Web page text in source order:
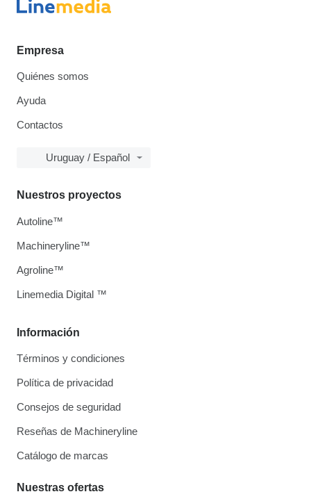
Empresa
Quiénes somos
Ayuda
Contactos
Uruguay / Español
Información
Términos y condiciones
Política de privacidad
Consejos de seguridad
Reseñas de Machineryline
Catálogo de marcas
Nuestras ofertas
Nuestros proyectos
Autoline™
Machineryline™
Agroline™
Linemedia Digital ™